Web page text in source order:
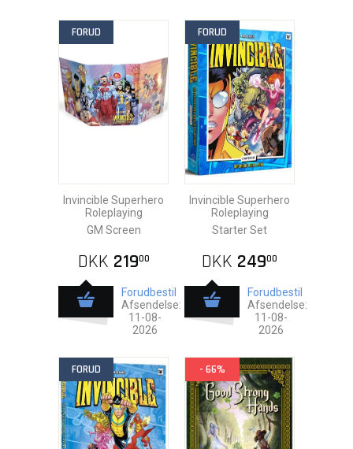
FORUD
Invincible Superhero
Roleplaying
GM Screen
DKK 21900
Forudbestil
Afsendelse:
11-08-
2026
FORUD
Invincible Superhero
Roleplaying
Starter Set
DKK 24900
Forudbestil
Afsendelse:
11-08-
2026
FORUD - 66%